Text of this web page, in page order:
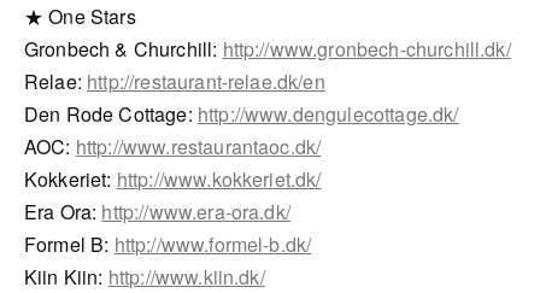
★ One Stars
Gronbech & Churchill: http://www.gronbech-churchill.dk/
Relae: http://restaurant-relae.dk/en
Den Rode Cottage: http://www.dengulecottage.dk/
AOC: http://www.restaurantaoc.dk/
Kokkeriet: http://www.kokkeriet.dk/
Era Ora: http://www.era-ora.dk/
Formel B: http://www.formel-b.dk/
Kiin Kiin: http://www.kiin.dk/